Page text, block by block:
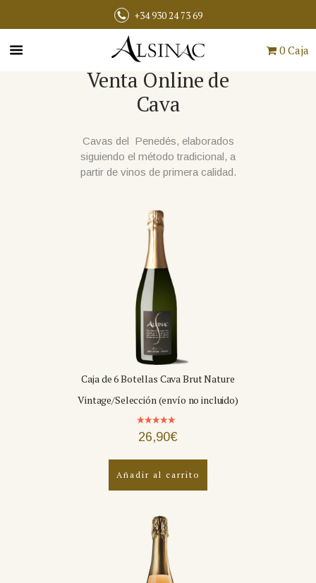
+34 930 24 73 69
0 Caja
Venta Online de
Cava
Cavas del Penedés, elaborados
siguiendo el método tradicional, a
partir de vinos de primera calidad.
Caja de 6 Botellas Cava Brut Nature
Vintage/Selección (envío no incluido)
Valorado
con
de 5
26,90€
Añadir al carrito